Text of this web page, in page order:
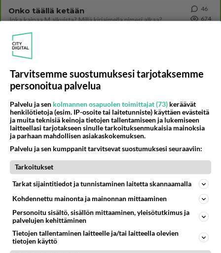
Onko täällä ketään
Joka kaipaa M alkuista? Millä kirjaimella nimesi alkaa?
46
674
Raiskausyritys
Eilen laajallakankaalla lenkkipolulla.
09.08.2026 14:22
Kajaani
Poutalan onnettomuus
https://www.mtvuutiset.fi/artikkeli/ministeri-mika-poutala-vakavassa-onnettomuudessa/9375980 Kumma kun jutussa ei manit
Missä on Sofia Virta? Loistaa poissaolollaan Erikoisjoukot uudelta kaudelta
Valheet Ceutan kriisistä leviävät 247
Tänään tv:ssä: Salatut elämät palaa kesätauolta - Tässä hieman juonipaljastuksia
Tarvitsemme suostumuksesi tarjotaksemme
personoitua palvelua
Palvelu ja sen kolmannen osapuolen toimittajat (73) keräävät
henkilötietoja (esim. IP-osoite tai laitetunniste) käyttäen evästeitä
ja muita teknisiä keinoja tietojen tallentamiseen ja lukemiseen
laitteellasi tarjotakseen sinulle tarkoituksenmukaisia mainoksia
ja parhaan mahdollisen asiakaskokemuksen.
Palvelu ja sen kumppanit tarvitsevat suostumuksesi seuraaviin:
Tarkoitukset
Tarkat sijaintitiedot ja tunnistaminen laitetta skannaamalla
Kohdennettu mainonta ja mainonnan mittaaminen
Personoitu sisältö, sisällön mittaaminen, yleisötutkimus ja
palvelujen kehittäminen
Tietojen tallentaminen laitteelle ja/tai laitteella olevien
tietojen käyttö